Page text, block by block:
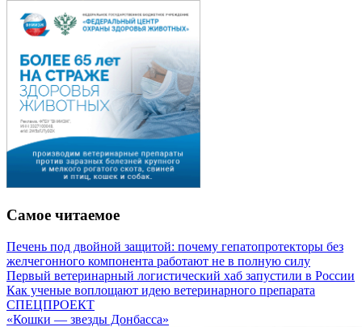
Самое читаемое
Печень под двойной защитой: почему гепатопротекторы без
желчегонного компонента работают не в полную силу
Первый ветеринарный логистический хаб запустили в России
Как ученые воплощают идею ветеринарного препарата
СПЕЦПРОЕКТ
«Кошки — звезды Донбасса»